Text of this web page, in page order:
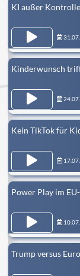
KI außer
Kinderwunsch
Kein TikTok für
Power Play im
Trump versus